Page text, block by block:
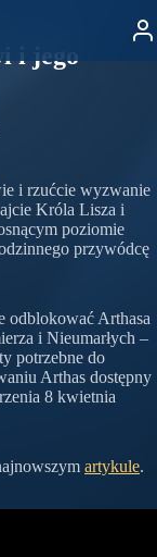
i jego
i rzućcie wyzwanie
Króla Lisza i
poziomie
przywódcę
odblokować Arthasa
i Nieumarłych –
potrzebne do
Arthas dostępny
8 kwietnia
artykule.